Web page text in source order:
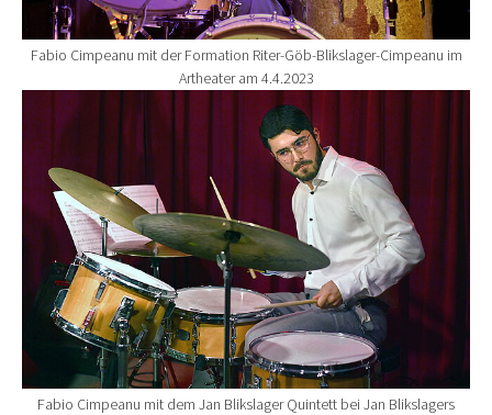
Fabio Cimpeanu mit der Formation Riter-Göb-Blikslager-Cimpeanu im
Artheater am 4.4.2023
Show larger version for:
Fabio Cimpeanu mit dem Jan Blikslager Quintett bei Jan Blikslagers